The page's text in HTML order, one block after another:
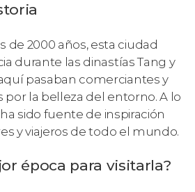
de 2000 años, esta ciudad
durante las dinastías Tang y
pasaban comerciantes y
por la belleza del entorno. A lo
sido fuente de inspiración
y viajeros de todo el mundo.
época para visitarla?